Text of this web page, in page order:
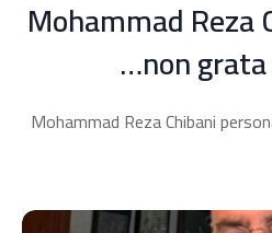
Mohammad Reza
non
Mohammad Reza Chibani